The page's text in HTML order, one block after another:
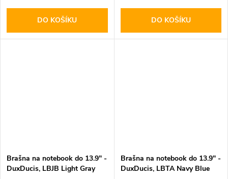
DO KOŠÍKU DO KOŠÍKU
Brašna na notebook do 13.9" -
DuxDucis, LBJB Light Gray
Brašna na notebook do 13.9" -
DuxDucis, LBTA Navy Blue